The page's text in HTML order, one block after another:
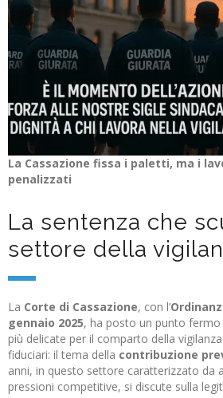
La Cassazione fissa i paletti, ma i
penalizzati
La sentenza che
settore della
La Corte di Cassazione, con l’
gennaio 2025, ha posto un punto
più delicate per il comparto della
fiduciari: il tema della contribuzione
anni, in questo settore caratterizzato da
pressioni competitive, si discute sulla